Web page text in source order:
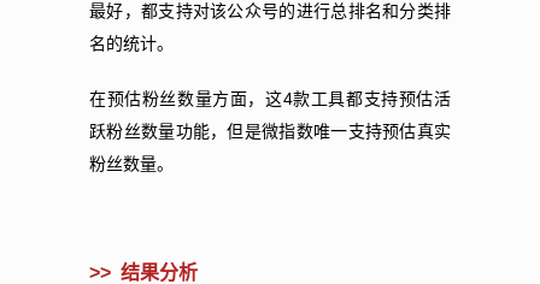
最好，都支持对该公众号的进行总排名和分类排
名的统计。
在预估粉丝数量方面，这4款工具都支持预估活
跃粉丝数量功能，但是微指数唯一支持预估真实
粉丝数量。
>> 结果分析